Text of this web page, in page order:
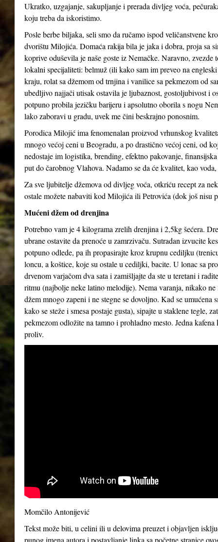
Ukratko, uzgajanje, sakupljanje i prerada divljeg voća,
koju treba da iskoristimo.
Posle berbe biljaka, seli smo da ručamo ispod veličanstvene
dvorištu Milojića. Domaća rakija bila je jaka i dobra, proja sa
koprive oduševila je naše goste iz Nemačke. Naravno,
lokalni specijaliteti: belmuž (ili kako sam im preveo na
kraju, rolat sa džemom od trnjina i vanilice sa pekmezom od
ubedljivo najjači utisak ostavila je ljubaznost, gostoljubivost i
potpuno probila jezičku barijeru i apsolutno oborila s nogu
lako zaboravi u gradu, uvek me čini beskrajno ponosnim.
Porodica Milojić ima fenomenalan proizvod vrhunskog
mnogo većoj ceni u Beogradu, a po drastično većoj ceni, od
nedostaje im logistika, brending, efektno pakovanje,
put do čarobnog Vlahova. Nadamo se da će kvalitet, kao
Za sve ljubitelje džemova od divljeg voća, otkriću recept za
ostale možete nabaviti kod Milojića ili Petrovića (dok još nisu
Mućeni džem od drenjina
Potrebno vam je 4 kilograma zrelih drenjina i 2,5kg šećera.
ubrane ostavite da prenoće u zamrzivaču. Sutradan izvucite
potpuno odlede, pa ih propasirajte kroz krupnu cediljku
loncu, a koštice, koje su ostale u cediljki, bacite. U lonac sa
drvenom varjačom dva sata i zamišljajte da ste u teretani i
ritmu (najbolje neke latino melodije). Nema varanja, nikako
džem mnogo zapeni i ne stegne se dovoljno. Kad se umućena
kako se steže i smesa postaje gusta), sipajte u staklene tegle,
pekmezom odložite na tamno i prohladno mesto. Jedna
proliv.
Momčilo Antonijević
Tekst može biti, u celini ili u delovima preuzet i objavljen
punog imena autora i postavljanje linka sa početne stranice